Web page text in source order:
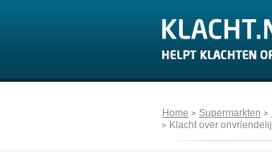
Home Supermarkten
Klacht over